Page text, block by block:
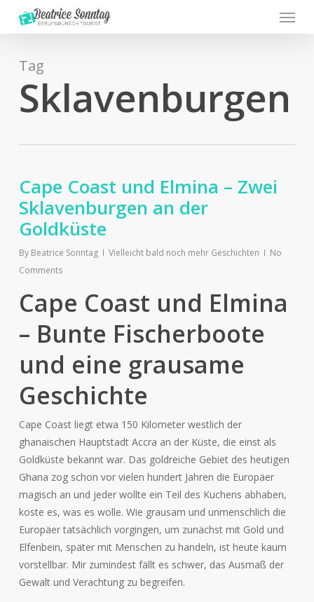
content
Menu
Tag
Sklavenburgen
Cape Coast und Elmina – Zwei
Sklavenburgen an der
Goldküste
By Beatrice Sonntag Vielleicht bald noch mehr Geschichten
No
Comments
Cape Coast und Elmina
– Bunte Fischerboote
und eine grausame
Geschichte
Cape Coast liegt etwa 150 Kilometer westlich der
ghanaischen Hauptstadt Accra an der Küste, die einst als
Goldküste bekannt war. Das goldreiche Gebiet des heutigen
Ghana zog schon vor vielen hundert Jahren die Europäer
magisch an und jeder wollte ein Teil des Kuchens abhaben,
koste es, was es wolle. Wie grausam und unmenschlich die
Europäer tatsächlich vorgingen, um zunächst mit Gold und
Elfenbein, später mit Menschen zu handeln, ist heute kaum
vorstellbar. Mir zumindest fällt es schwer, das Ausmaß der
Gewalt und Verachtung zu begreifen.